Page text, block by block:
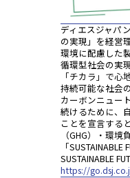
ディエスジャパ
の実現」を経営
環境に配慮した
循環型社会の実
「チカラ」で心
持続可能な社会
カーボンニュー
続けるために、
ことを宣言する
（GHG）・環
「SUSTAINABLE
SUSTAINABLE
https://